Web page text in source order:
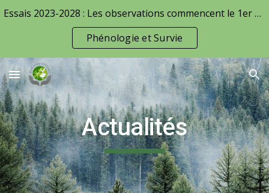
Essais 2023-2028 : Les observations commencent le 1er avril !
Phénologie et Survie
Actualités